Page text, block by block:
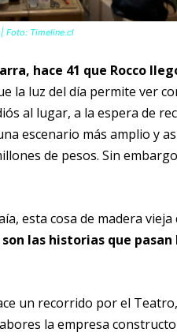
Foto: Timeline.cl
hace 41 que Rocco
la luz del día permite ver
al lugar, a la espera de
escenario más amplio y
de pesos. Sin
esta cosa de madera
son las historias que
un recorrido por el
la empresa